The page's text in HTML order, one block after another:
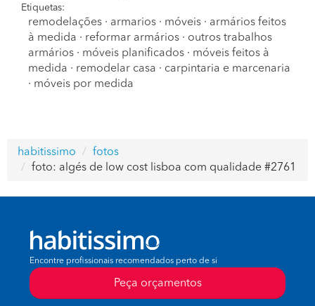
Etiquetas:
remodelações · armarios · móveis · armários feitos
à medida · reformar armários · outros trabalhos
armários · móveis planificados · móveis feitos à
medida · remodelar casa · carpintaria e marcenaria
· móveis por medida
habitissimo
fotos
foto: algés de low cost lisboa com qualidade #2761
Encontre profissionais recomendados perto de si
Peça orçamentos